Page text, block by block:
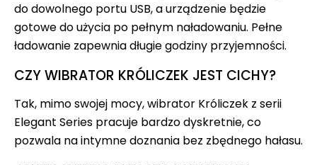
do dowolnego portu USB, a urządzenie będzie
gotowe do użycia po pełnym naładowaniu. Pełne
ładowanie zapewnia długie godziny przyjemności.
CZY WIBRATOR KRÓLICZEK JEST CICHY?
Tak, mimo swojej mocy, wibrator Króliczek z serii
Elegant Series pracuje bardzo dyskretnie, co
pozwala na intymne doznania bez zbędnego hałasu.